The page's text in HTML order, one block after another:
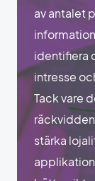
av antalet
identifiera
intresse
Tack vare
stärka